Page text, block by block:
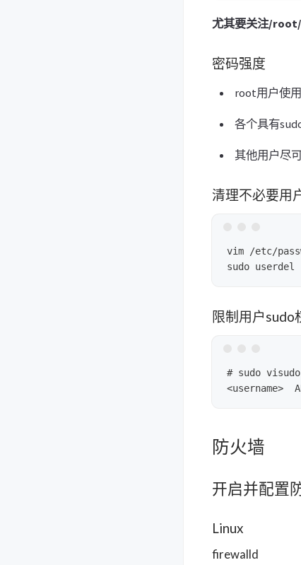
尤其要关注/
密码强度
root用户使
各个具有
其他用户尽
清理不必要用
vim /etc/
限制用户sudo
# sudo visudo
防火墙
开启并配置
Linux
firewalld